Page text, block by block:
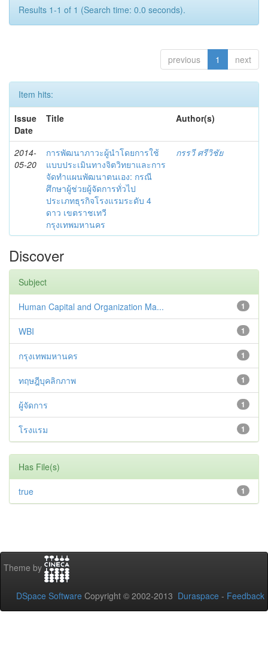
Results 1-1 of 1 (Search time: 0.0 seconds).
previous 1 next
Item hits:
Issue
Date
Title Author(s)
2014-
05-20
การพัฒนาภาวะผู้นำโดยการใช้
แบบประเมินทางจิตวิทยาและการ
จัดทำแผนพัฒนาตนเอง: กรณี
ศึกษาผู้ช่วยผู้จัดการทั่วไป
ประเภทธุรกิจโรงแรมระดับ 4
ดาว เขตราชเทวี
กรุงเทพมหานคร
กรรวี ศรีวิชัย
Discover
Subject
1
Human Capital and Organization Ma...
1
WBI
1
กรุงเทพมหานคร
1
ทฤษฎีบุคลิกภาพ
1
ผู้จัดการ
1
โรงแรม
Has File(s)
1
true
Theme by
DSpace Software Copyright © 2002-2013 Duraspace - Feedback